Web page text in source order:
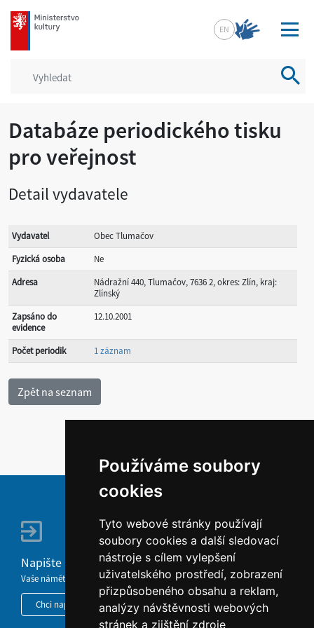
Používáme soubory
cookies
Tyto webové stránky používají
soubory cookies a další sledovací
nástroje s cílem vylepšení
uživatelského prostředí, zobrazení
přizpůsobeného obsahu a reklam,
analýzy návštěvnosti webových
stránek a zjištění zdroje
mkcr.cz
EN
Databáze periodického tisku
pro veřejnost
Detail vydavatele
Vydavatel
Obec Tlumačov
Fyzická osoba
Ne
Adresa
Nádražní 440, Tlumačov, 7636 2, okres: Zlín, kraj:
Zlínský
Zapsáno do
evidence
12.10.2001
Počet periodik 1 záznam
Napište nám
Vaše náměty, komentáře, připomínky a dotazy nezůstanou bez odezvy.
Chci napsat MKČR